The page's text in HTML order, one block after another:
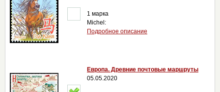
1 марка
Michel:
Подробное описание
Европа. Древние почтовые маршруты
05.05.2020